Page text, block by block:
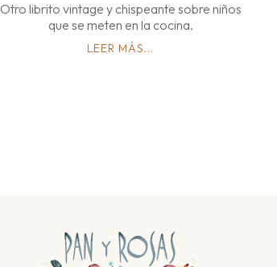
Otro librito vintage y chispeante sobre niños
que se meten en la cocina.
LEER MÁS...